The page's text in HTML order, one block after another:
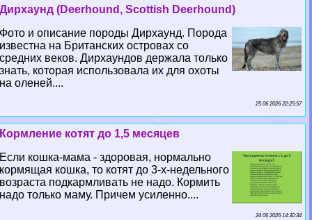
Дирхаунд (Deerhound, Scottish Deerhound)
Фото и описание породы Дирхаунд. Порода
известна на Британских островах со
средних веков. Дирхаундов держала только
знать, которая использовала их для охоты
на оленей....
25 06 2026 22:25:57
Кормление котят до 1,5 месяцев
Если кошка-мама - здоровая, нормально
кормящая кошка, то котят до 3-х-недельного
возраста подкармливать не надо. Кормить
надо только маму. Причем усиленно....
24 06 2026 14:30:34